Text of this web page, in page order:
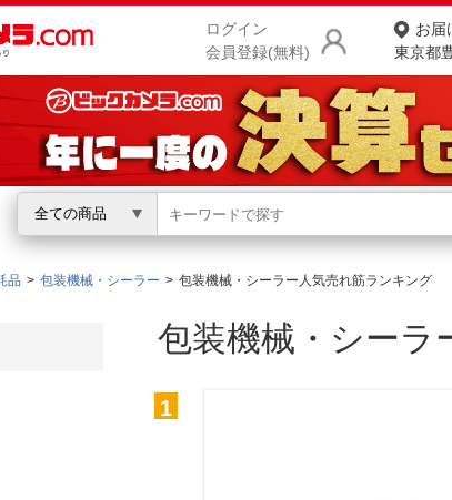
ログイン
会員登録(無料)
お届
東京都
全ての商品
ちは
ログイン
商品をさ
ランキング
カテゴリ一覧
品 包装機械・シーラー 包装機械・シーラー人気売れ筋ランキング
包装機械・シーラ
1